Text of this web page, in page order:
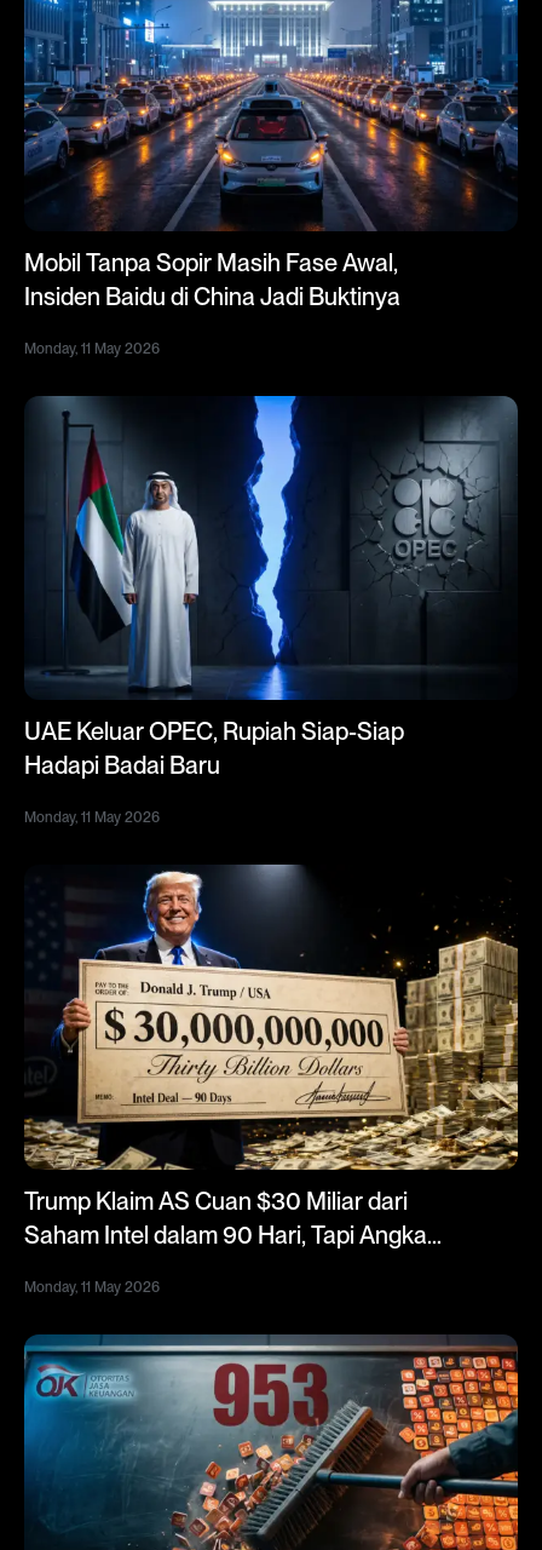
Mobil Tanpa Sopir Masih Fase Awal,
Insiden Baidu di China Jadi Buktinya
Monday, 11 May 2026
UAE Keluar OPEC, Rupiah Siap-Siap
Hadapi Badai Baru
Monday, 11 May 2026
Trump Klaim AS Cuan $30 Miliar dari
Saham Intel dalam 90 Hari, Tapi Angka
Monday, 11 May 2026